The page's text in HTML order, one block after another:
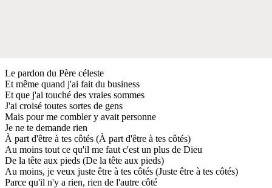
Le pardon du Père céleste
Et même quand j'ai fait du business
Et que j'ai touché des vraies sommes
J'ai croisé toutes sortes de gens
Mais pour me combler y avait personne
Je ne te demande rien
À part d'être à tes côtés (À part d'être à tes côtés)
Au moins tout ce qu'il me faut c'est un plus de Dieu
De la tête aux pieds (De la tête aux pieds)
Au moins, je veux juste être à tes côtés (Juste être à tes côtés)
Parce qu'il n'y a rien, rien de l'autre côté